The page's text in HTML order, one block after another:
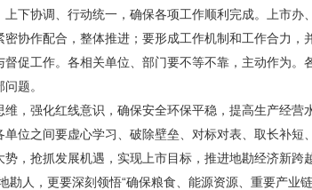
上下协调、行动统一，确保各项工作顺利完成。上市
密协作配合，整体推进；要形成工作机制和工作合力
督促工作。各相关单位、部门要不等不靠，主动作为
题。
维，强化红线意识，确保安全环保平稳，提高生产经
单位之间要虚心学习、破除壁垒、对标对表、取长补短
势，抢抓发展机遇，实现上市目标，推进地勘经济新
勘人，更要深刻领悟“确保粮食、能源资源、重要产